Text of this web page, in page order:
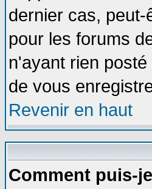
dernier cas,
pour les forums
n'ayant rien
de vous
Revenir en haut
Comment puis-